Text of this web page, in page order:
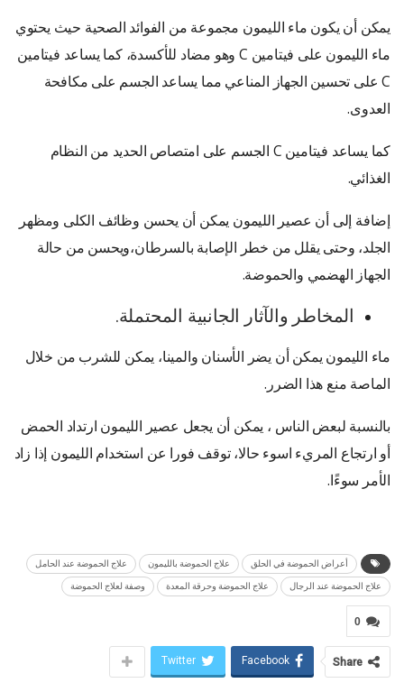
يمكن أن يكون ماء الليمون مجموعة من الفوائد الصحية حيث يحتوي
ماء الليمون على فيتامين C وهو مضاد للأكسدة، كما يساعد فيتامين
C على تحسين الجهاز المناعي مما يساعد الجسم على مكافحة
العدوى.
كما يساعد فيتامين C الجسم على امتصاص الحديد من النظام
الغذائي.
إضافة إلى أن عصير الليمون يمكن أن يحسن وظائف الكلى ومظهر
الجلد، وحتى يقلل من خطر الإصابة بالسرطان،ويحسن من حالة
الجهاز الهضمي والحموضة.
المخاطر والآثار الجانبية المحتملة.
ماء الليمون يمكن أن يضر الأسنان والمينا، يمكن للشرب من خلال
الماصة منع هذا الضرر.
بالنسبة لبعض الناس ، يمكن أن يجعل عصير الليمون ارتداد الحمض
أو ارتجاع المريء اسوء حالا، توقف فورا عن استخدام الليمون إذا زاد
الأمر سوءًا.
أعراض الحموضة في الحلق علاج الحموضة بالليمون علاج الحموضة عند الحامل
علاج الحموضة عند الرجال علاج الحموضة وحرقة المعدة وصفة لعلاج الحموضة
0
Share
Facebook
Twitter